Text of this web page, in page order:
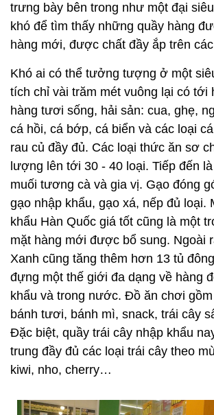
trưng bày bên trong như một đại
khó để tìm thấy những quầy hàng
hàng mới, được chất đầy ắp trên
Khó ai có thể tưởng tượng ở một
tích chỉ vài trăm mét vuông lại có tới
hàng tươi sống, hải sản: cua, ghẹ,
cá hồi, cá bớp, cá biển và các loại
rau củ đầy đủ. Các loại thức ăn sơ
lượng lên tới 30 - 40 loại. Tiếp đến
muối tương cà và gia vị. Gạo đóng
gạo nhập khẩu, gạo xá, nếp đủ loại.
khẩu Hàn Quốc giá tốt cũng là một
mặt hàng mới được bổ sung. Ngoài
Xanh cũng tăng thêm hơn 13 tủ
đựng một thế giới đa dạng về hàng
khẩu và trong nước. Đồ ăn chơi
bánh tươi, bánh mì, snack, trái cây
Đặc biệt, quầy trái cây nhập khẩu
trung đầy đủ các loại trái cây theo
kiwi, nho, cherry…